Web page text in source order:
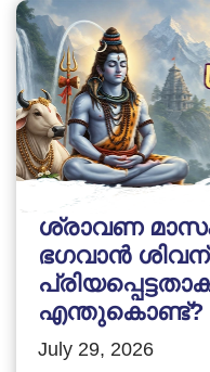
ശ്രാവണ
ഭഗവാൻ
എന്തുകൊണ്ട്?
July 29, 2026